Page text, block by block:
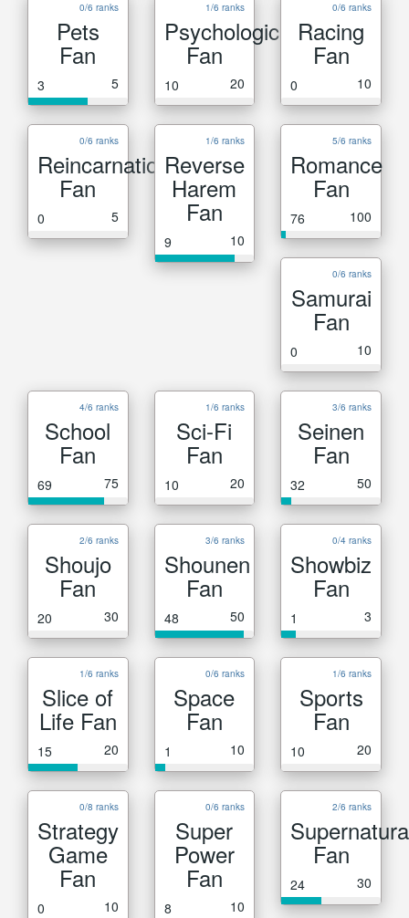
0/6 ranks
Pets
Fan
3 5
1/6 ranks
Psychological
Fan
10 20
0/6 ranks
Racing
Fan
0 10
0/6 ranks
Reincarnation
Fan
0 5
1/6 ranks
Reverse
Harem
Fan
9 10
5/6 ranks
Romance
Fan
76 100
0/6 ranks
Samurai
Fan
0 10
4/6 ranks
School
Fan
69 75
1/6 ranks
Sci-Fi
Fan
10 20
3/6 ranks
Seinen
Fan
32 50
2/6 ranks
Shoujo
Fan
20 30
3/6 ranks
Shounen
Fan
48 50
0/4 ranks
Showbiz
Fan
1 3
1/6 ranks
Slice of
Life Fan
15 20
0/6 ranks
Space
Fan
1 10
1/6 ranks
Sports
Fan
10 20
0/8 ranks
Strategy
Game
Fan
0 10
0/6 ranks
Super
Power
Fan
8 10
2/6 ranks
Fan
24 30